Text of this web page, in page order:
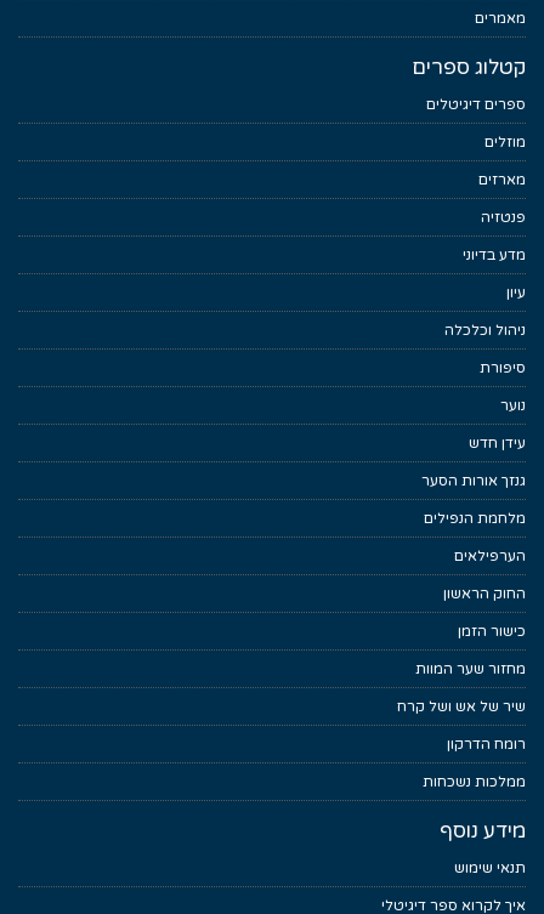
מאמרים
קטלוג ספרים
ספרים דיגיטלים
מוזלים
מארזים
פנטזיה
מדע בדיוני
עיון
ניהול וכלכלה
סיפורת
נוער
עידן חדש
גנזך אורות הסער
מלחמת הנפילים
הערפילאים
החוק הראשון
כישור הזמן
מחזור שער המוות
שיר של אש ושל קרח
רומח הדרקון
ממלכות נשכחות
מידע נוסף
תנאי שימוש
איך לקרוא ספר דיגיטלי